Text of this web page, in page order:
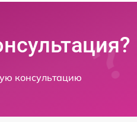
консультацию